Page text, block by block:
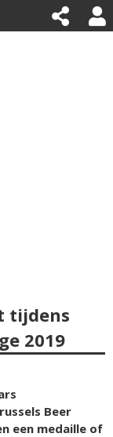
tijdens
2019
Beer
een medaille of